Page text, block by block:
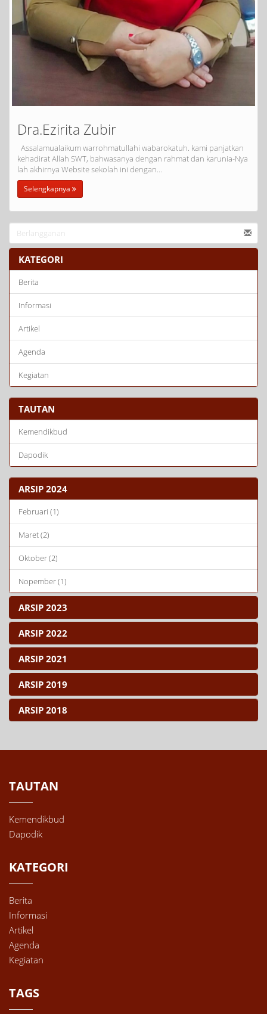
Dra.Ezirita Zubir
Assalamualaikum warrohmatullahi wabarokatuh. kami panjatkan
kehadirat Allah SWT, bahwasanya dengan rahmat dan karunia-Nya
lah akhirnya Website sekolah ini dengan…
Selengkapnya
KATEGORI
Berita
Informasi
Artikel
Agenda
Kegiatan
TAUTAN
Kemendikbud
Dapodik
ARSIP 2024
Februari (1)
Maret (2)
Oktober (2)
Nopember (1)
ARSIP 2023
ARSIP 2022
ARSIP 2021
ARSIP 2019
ARSIP 2018
TAUTAN
Kemendikbud
Dapodik
KATEGORI
Berita
Informasi
Artikel
Agenda
Kegiatan
TAGS